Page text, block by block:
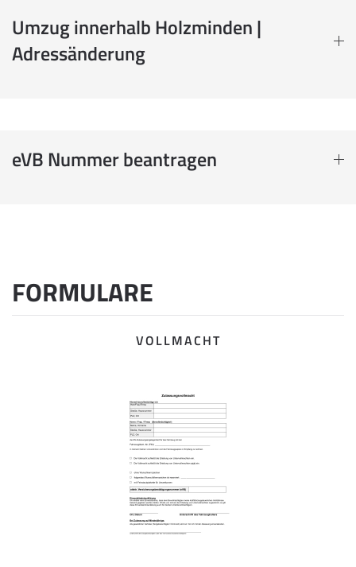
Umzug innerhalb Holzminden |
Adressänderung
eVB Nummer beantragen
FORMULARE
VOLLMACHT